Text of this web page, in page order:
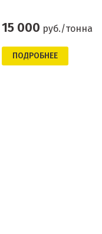
15 000 руб./тонна
ПОДРОБНЕЕ